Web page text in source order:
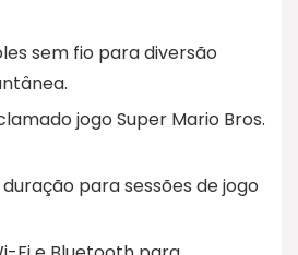
sem fio para diversão
jogo Super Mario Bros.
para sessões de jogo